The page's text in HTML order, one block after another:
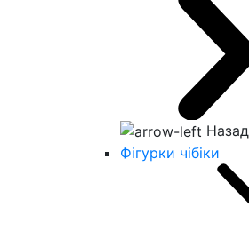
Назад
Фігурки чібіки